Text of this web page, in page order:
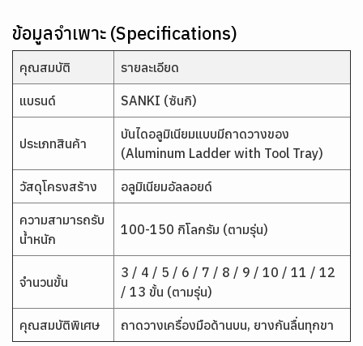
ข้อมูลจำเพาะ (Specifications)
คุณสมบัติ รายละเอียด
แบรนด์ SANKI (ซันกิ)
ประเภทสินค้า
บันไดอลูมิเนียมแบบมีถาดวางของ
(Aluminum Ladder with Tool Tray)
วัสดุโครงสร้าง อลูมิเนียมอัลลอยด์
ความสามารถรับ
น้ำหนัก
100-150 กิโลกรัม (ตามรุ่น)
จำนวนขั้น
3 / 4 / 5 / 6 / 7 / 8 / 9 / 10 / 11 / 12
/ 13 ขั้น (ตามรุ่น)
คุณสมบัติพิเศษ ถาดวางเครื่องมือด้านบน, ยางกันลื่นทุกขา